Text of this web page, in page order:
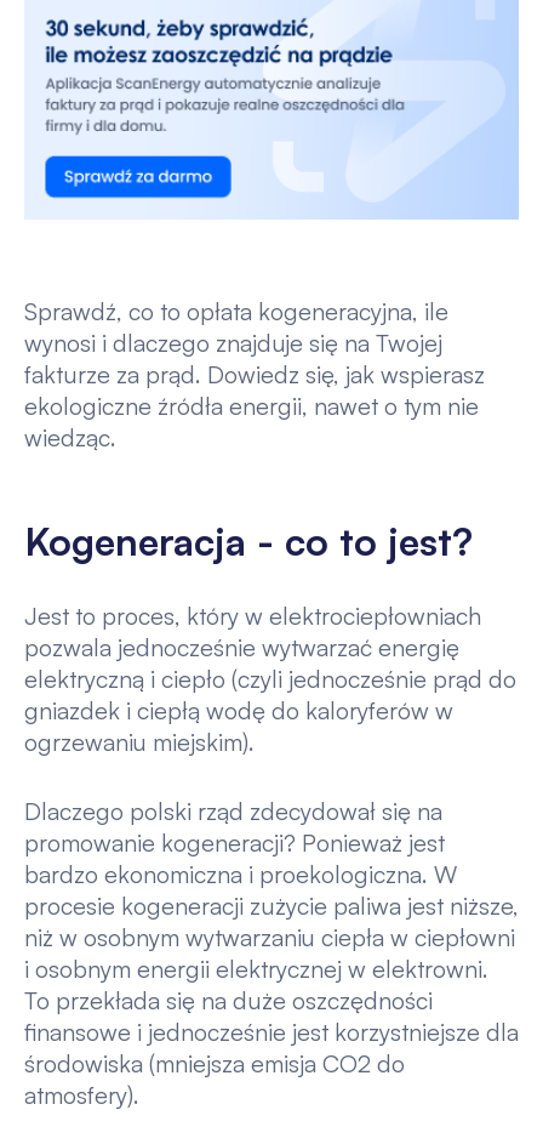
Sprawdź, co to opłata kogeneracyjna, ile
wynosi i dlaczego znajduje się na Twojej
fakturze za prąd. Dowiedz się, jak wspierasz
ekologiczne źródła energii, nawet o tym nie
wiedząc.
Kogeneracja - co to jest?
Jest to proces, który w elektrociepłowniach
pozwala jednocześnie wytwarzać energię
elektryczną i ciepło (czyli jednocześnie prąd do
gniazdek i ciepłą wodę do kaloryferów w
ogrzewaniu miejskim).
Dlaczego polski rząd zdecydował się na
promowanie kogeneracji? Ponieważ jest
bardzo ekonomiczna i proekologiczna. W
procesie kogeneracji zużycie paliwa jest niższe,
niż w osobnym wytwarzaniu ciepła w ciepłowni
i osobnym energii elektrycznej w elektrowni.
To przekłada się na duże oszczędności
finansowe i jednocześnie jest korzystniejsze dla
środowiska (mniejsza emisja CO2 do
atmosfery).